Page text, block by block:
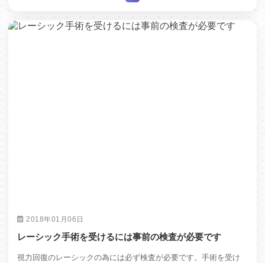
2018年01月06日
レーシック手術を受けるには事前の検査が必要です
視力回復のレーシックの為には必ず検査が必要です。手術を受け